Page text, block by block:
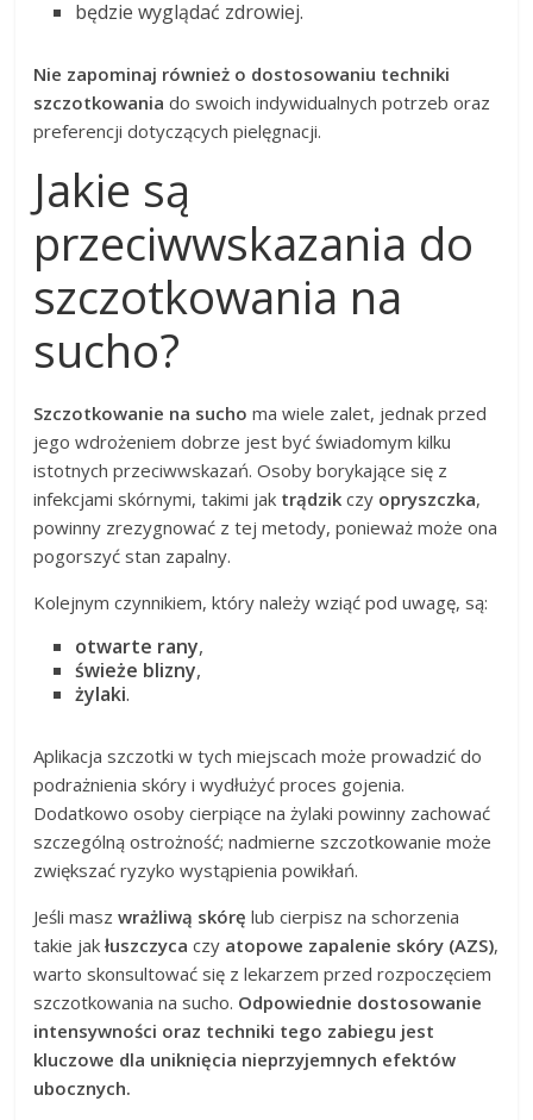
będzie wyglądać zdrowiej.
Nie zapominaj również o dostosowaniu techniki
szczotkowania do swoich indywidualnych potrzeb oraz
preferencji dotyczących pielęgnacji.
Jakie są
przeciwwskazania do
szczotkowania na
sucho?
Szczotkowanie na sucho ma wiele zalet, jednak przed
jego wdrożeniem dobrze jest być świadomym kilku
istotnych przeciwwskazań. Osoby borykające się z
infekcjami skórnymi, takimi jak trądzik czy opryszczka,
powinny zrezygnować z tej metody, ponieważ może ona
pogorszyć stan zapalny.
Kolejnym czynnikiem, który należy wziąć pod uwagę, są:
otwarte rany,
świeże blizny,
żylaki.
Aplikacja szczotki w tych miejscach może prowadzić do
podrażnienia skóry i wydłużyć proces gojenia.
Dodatkowo osoby cierpiące na żylaki powinny zachować
szczególną ostrożność; nadmierne szczotkowanie może
zwiększać ryzyko wystąpienia powikłań.
Jeśli maszwrażliwą skórę lub cierpisz na schorzenia
takie jakłuszczyca czy atopowe zapalenie skóry (AZS),
warto skonsultować się z lekarzem przed rozpoczęciem
szczotkowania na sucho. Odpowiednie dostosowanie
intensywności oraz techniki tego zabiegu jest
kluczowe dla uniknięcia nieprzyjemnych efektów
ubocznych.